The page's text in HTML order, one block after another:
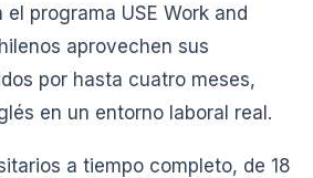
programa USE Work and
aprovechen sus
por hasta cuatro meses,
en un entorno laboral real.
a tiempo completo, de 18